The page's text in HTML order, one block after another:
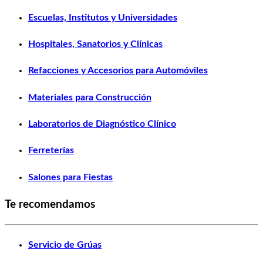
Escuelas, Institutos y Universidades
Hospitales, Sanatorios y Clínicas
Refacciones y Accesorios para Automóviles
Materiales para Construcción
Laboratorios de Diagnóstico Clínico
Ferreterías
Salones para Fiestas
Te recomendamos
Servicio de Grúas